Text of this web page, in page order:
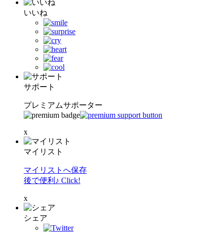
いいね
サポート
プレミアムサポーター
x
マイリスト
マイリストへ保存
後で便利♪ Click!
x
シェア